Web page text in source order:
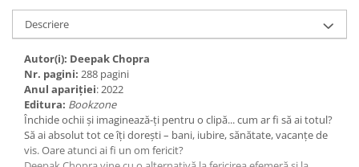
Descriere
Autor(i): Deepak Chopra
Nr. pagini: 288 pagini
Anul apariţiei: 2022
Editura: Bookzone
Închide ochii și imaginează-ți pentru o clipă... cum ar fi să ai totul?
Să ai absolut tot ce îți dorești – bani, iubire, sănătate, vacanțe de
vis. Oare atunci ai fi un om fericit?